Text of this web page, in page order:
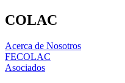
COLAC
Acerca de Nosotros
FECOLAC
Asociados